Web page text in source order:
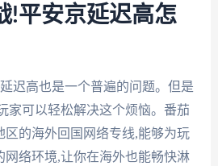
!平安京延迟高怎
迟高也是一个普遍的问题。但是
家可以轻松解决这个烦恼。番茄
区的海外回国网络专线,能够为玩
网络环境,让你在海外也能畅快淋